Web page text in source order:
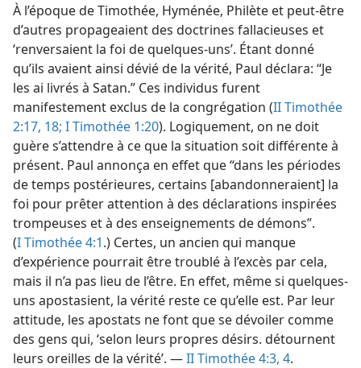
À l’époque de Timothée, Hyménée, Philète et peut-être
d’autres propageaient des doctrines fallacieuses et
‘renversaient la foi de quelques-uns’. Étant donné
qu’ils avaient ainsi dévié de la vérité, Paul déclara: “Je
les ai livrés à Satan.” Ces individus furent
manifestement exclus de la congrégation (II Timothée
2:17, 18; I Timothée 1:20). Logiquement, on ne doit
guère s’attendre à ce que la situation soit différente à
présent. Paul annonça en effet que “dans les périodes
de temps postérieures, certains [abandonneraient] la
foi pour prêter attention à des déclarations inspirées
trompeuses et à des enseignements de démons”.
(I Timothée 4:1.) Certes, un ancien qui manque
d’expérience pourrait être troublé à l’excès par cela,
mais il n’a pas lieu de l’être. En effet, même si quelques-
uns apostasient, la vérité reste ce qu’elle est. Par leur
attitude, les apostats ne font que se dévoiler comme
des gens qui, ‘selon leurs propres désirs. détournent
leurs oreilles de la vérité’. —II Timothée 4:3, 4.